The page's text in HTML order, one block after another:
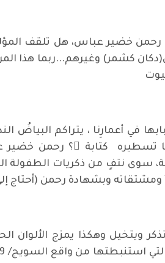
رحمن خضير عباس، هل تلقف
كشمر) وغيرهم...ربما هذا
في أعمارِنا ، يتراكم البياضُ
تسطيره كتابة ً؟ رحمن خضير
ومشتقاته وبشهادة رحمن
ويتخيل وهكذا يمزج الألوان